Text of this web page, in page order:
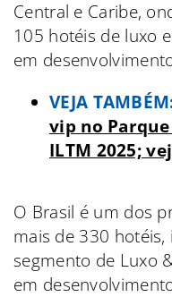
Central e Caribe,
105 hotéis de luxo
em
VEJA
vip no
ILTM 2025;
O Brasil é um dos
mais de 330
segmento de Luxo
em